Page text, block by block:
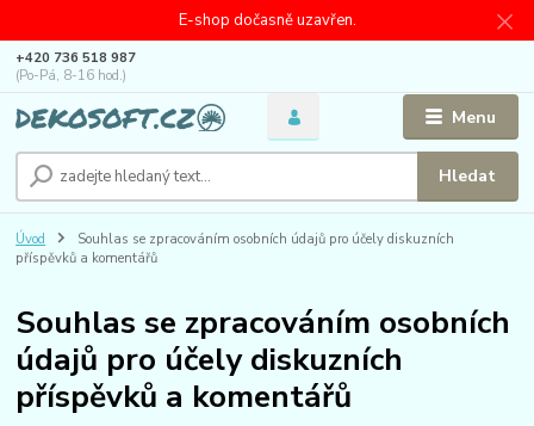
E-shop dočasně uzavřen.
Menu
Hledat
+420 736 518 987
(Po-Pá, 8-16 hod.)
Úvod
Souhlas se zpracováním osobních údajů pro účely diskuzních
příspěvků a komentářů
Souhlas se zpracováním osobních
údajů pro účely diskuzních
příspěvků a komentářů